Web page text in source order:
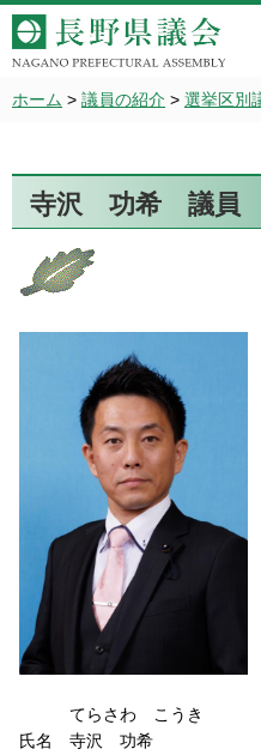
長野県議会 NAGANO
PREFECTURAL ASSEMBLY
ホーム > 議員の紹介 > 選挙区別
寺沢 功希 議員
てらさわ こうき
氏名 寺沢 功希